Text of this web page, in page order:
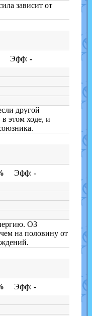
зависит от
Эфф: -
другой
этом ходе, и
Эфф: -
ОЗ
на половину от
Эфф: -